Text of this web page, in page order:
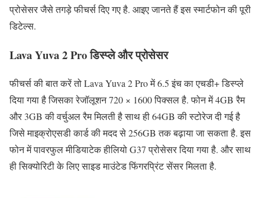
प्रोसेसर जैसे तगड़े फीचर्स दिए गए है. आइए जानते हैं इस स्मार्टफोन की पूरी
डिटेल्स.
Lava Yuva 2 Pro डिस्प्ले और प्रोसेसर
फीचर्स की बात करें तो Lava Yuva 2 Pro में 6.5 इंच का एचडी+ डिस्प्ले
दिया गया है जिसका रेजॉलूशन 720 × 1600 पिक्सल है. फोन में 4GB रैम
और 3GB की वर्चुअल रैम मिलती है साथ ही 64GB की स्टोरेज दी गई है
जिसे माइक्रोएसडी कार्ड की मदद से 256GB तक बढ़ाया जा सकता है. इस
फोन में पावरफुल मीडियाटेक हीलियो G37 प्रोसेसर दिया गया है. और साथ
ही सिक्योरिटी के लिए साइड माउंटेड फिंगरप्रिंट सेंसर मिलता है.